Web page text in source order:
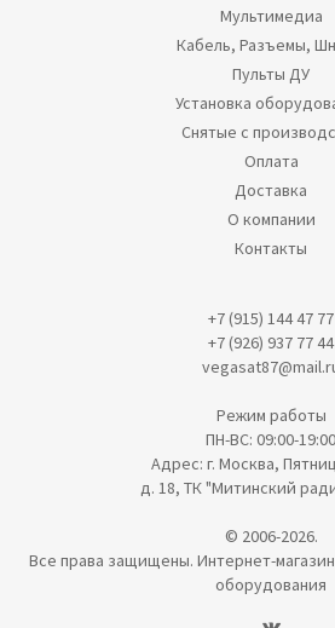
Мультимедиа
Кабель, Разъемы,
Пульты ДУ
Установка
Снятые с
Оплата
Доставка
О компании
Контакты
+7 (915) 144 47 77
+7 (926) 937 77 44
Режим работы
ПН-ВС: 09:00-19:00
Адрес: г. Москва,
д. 18, ТК "Митинский
© 2006-2026.
Все права защищены. Интернет-
оборудования